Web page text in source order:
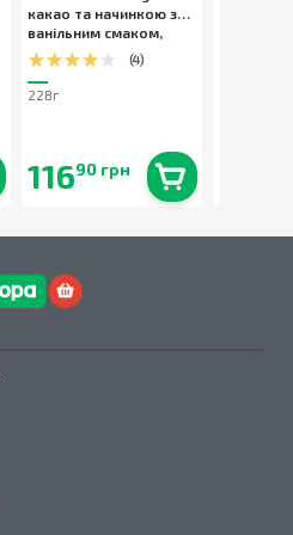
какао та начинкою з
ванільним смаком,
228г
(4)
228г
11690 грн